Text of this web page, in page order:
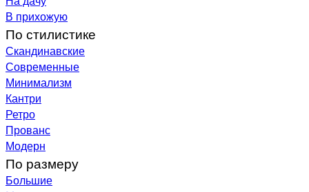
В прихожую
По стилистике
Скандинавские
Современные
Минимализм
Кантри
Ретро
Прованс
Модерн
По размеру
Большие